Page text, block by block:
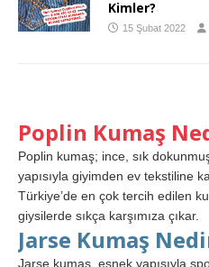
Kimler?
15 Şubat 2022
Poplin Kumaş
Poplin kumaş; ince, sık
yapısıyla giyimden ev tekstiline
Türkiye’de en çok tercih edilen
giysilerde sıkça karşımıza çıkar.
Jarse Kumaş
Jarse kumaş, esnek yapısıyla